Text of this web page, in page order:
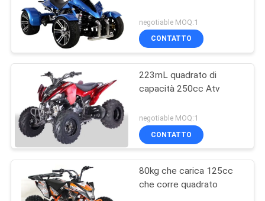
negotiable MOQ:1
CONTATTO
223mL quadrato di
capacità 250cc Atv
negotiable MOQ:1
CONTATTO
80kg che carica 125cc
che corre quadrato